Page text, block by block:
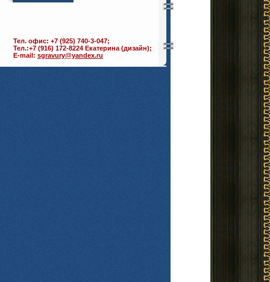
Тел. офис: +7 (925) 740-3-047;
Тел.:+7 (916) 172-8224 Екатерина (дизайн);
E-mail: sgravury@yandex.ru